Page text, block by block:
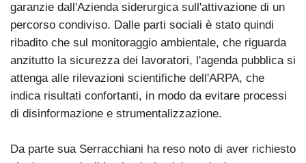
garanzie dall'Azienda siderurgica sull'attivazione di un
percorso condiviso. Dalle parti sociali è stato quindi
ribadito che sul monitoraggio ambientale, che riguarda
anzitutto la sicurezza dei lavoratori, l'agenda pubblica si
attenga alle rilevazioni scientifiche dell'ARPA, che
indica risultati confortanti, in modo da evitare processi
di disinformazione e strumentalizzazione.
Da parte sua Serracchiani ha reso noto di aver richiesto